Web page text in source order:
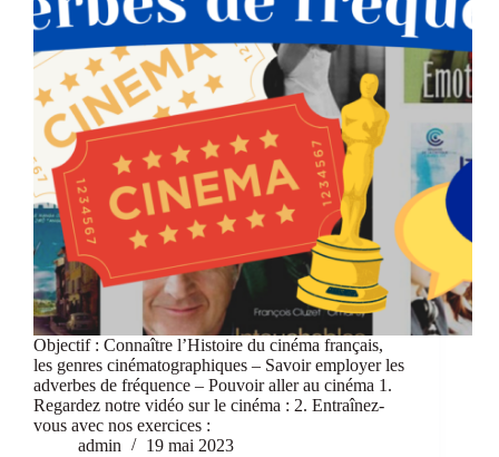
Objectif : Connaître l’Histoire du cinéma français,
les genres cinématographiques – Savoir employer les
adverbes de fréquence – Pouvoir aller au cinéma 1.
Regardez notre vidéo sur le cinéma : 2. Entraînez-
vous avec nos exercices :
admin
19 mai 2023